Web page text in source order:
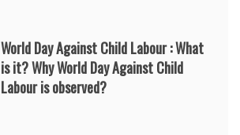
World Day Against Child Labour : What
is it? Why World Day Against Child
Labour is observed?